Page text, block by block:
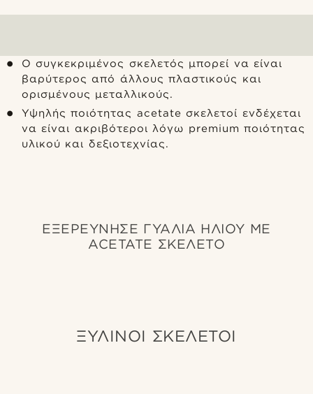
Ο συγκεκριμένος σκελετός μπορεί να είναι
βαρύτερος από άλλους πλαστικούς και
ορισμένους μεταλλικούς.
Υψηλής ποιότητας acetate σκελετοί ενδέχεται
να είναι ακριβότεροι λόγω premium ποιότητας
υλικού και δεξιοτεχνίας.
ΕΞΕΡΕΥΝΗΣΕ ΓΥΑΛΙΑ ΗΛΙΟΥ ΜΕ
ACETATE ΣΚΕΛΕΤΟ
ΞΎΛΙΝΟΙ ΣΚΕΛΕΤΟΊ